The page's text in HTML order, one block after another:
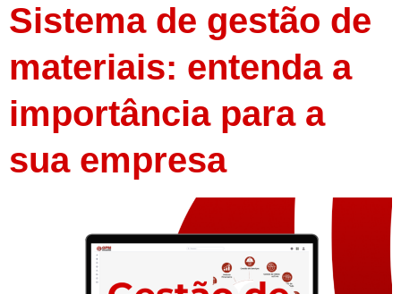
Sistema de gestão de
materiais: entenda a
importância para a
sua empresa